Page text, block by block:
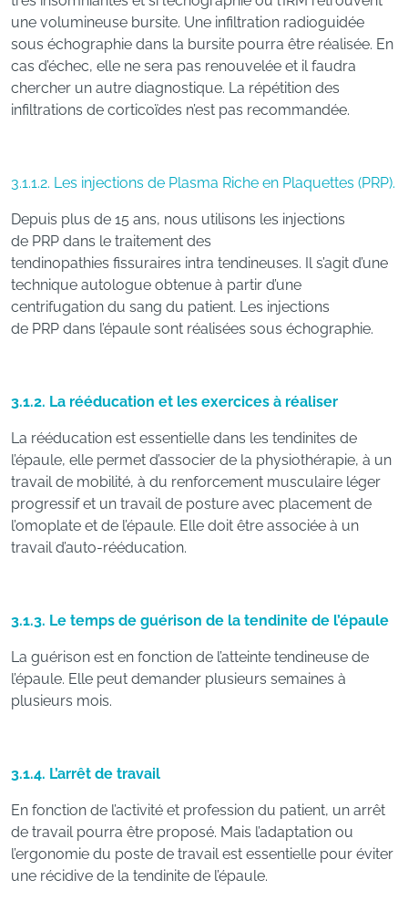
une volumineuse bursite. Une infiltration radioguidée
sous échographie dans la bursite pourra être réalisée. En
cas d’échec, elle ne sera pas renouvelée et il faudra
chercher un autre diagnostique. La répétition des
infiltrations de corticoïdes n’est pas recommandée.
3.1.1.2. Les injections de Plasma Riche en Plaquettes (PRP).
Depuis plus de 15 ans, nous utilisons les injections
de PRP dans le traitement des
tendinopathies fissuraires intra tendineuses. Il s’agit d’une
technique autologue obtenue à partir d’une
centrifugation du sang du patient. Les injections
de PRP dans l’épaule sont réalisées sous échographie.
3.1.2. La rééducation et les exercices à réaliser
La rééducation est essentielle dans les tendinites de
l’épaule, elle permet d’associer de la physiothérapie, à un
travail de mobilité, à du renforcement musculaire léger
progressif et un travail de posture avec placement de
l’omoplate et de l’épaule. Elle doit être associée à un
travail d’auto-rééducation.
3.1.3. Le temps de guérison de la tendinite de l’épaule
La guérison est en fonction de l’atteinte tendineuse de
l’épaule. Elle peut demander plusieurs semaines à
plusieurs mois.
3.1.4. L’arrêt de travail
En fonction de l’activité et profession du patient, un arrêt
de travail pourra être proposé. Mais l’adaptation ou
l’ergonomie du poste de travail est essentielle pour éviter
une récidive de la tendinite de l’épaule.